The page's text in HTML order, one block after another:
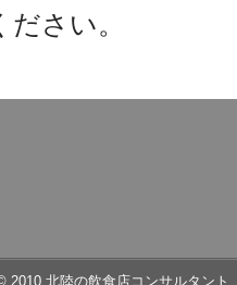
さい。
2010 北陸の飲食店コンサルタン